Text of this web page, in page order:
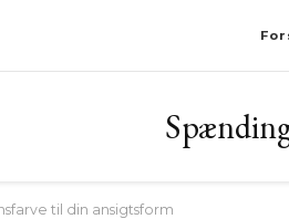
til din ansigtsform